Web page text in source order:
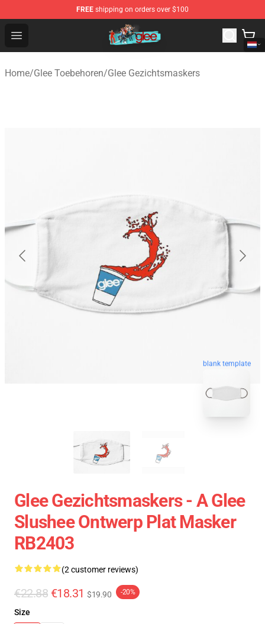
FREE shipping on orders over $100
Open menu
Glee Store - Official Glee Merchandise Shop
Home/Glee Toebehoren/Glee Gezichtsmaskers
blank template
Glee Gezichtsmaskers - A Glee
Slushee Ontwerp Plat Masker
RB2403
(2 customer reviews)
€22.88 €18.31 $19.90 -20%
Size